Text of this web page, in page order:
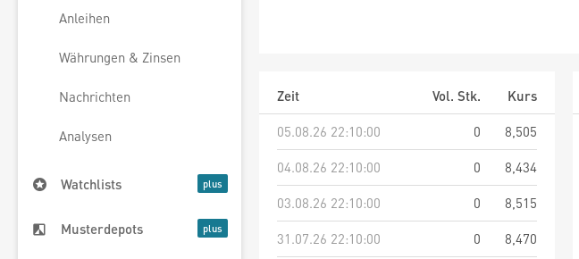
Anleihen
Währungen & Zinsen
Nachrichten
Analysen
Watchlists
Musterdepots
Zeit Vol. Stk.
Kurs
05.08.26 22:10:00
0
8,505
04.08.26 22:10:00
0
8,434
03.08.26 22:10:00
0
8,515
31.07.26 22:10:00
0
8,470